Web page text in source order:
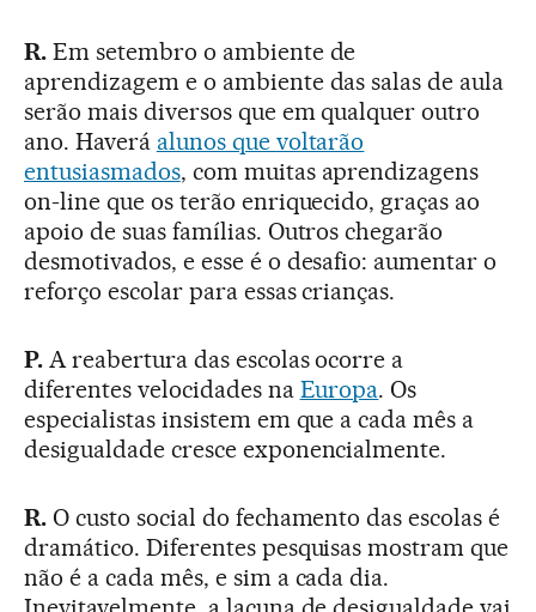
R.Em setembro o ambiente de
aprendizagem e o ambiente das salas de aula
serão mais diversos que em qualquer outro
ano. Haverá alunos que voltarão
entusiasmados, com muitas aprendizagens
on-line que os terão enriquecido, graças ao
apoio de suas famílias. Outros chegarão
desmotivados, e esse é o desafio: aumentar o
reforço escolar para essas crianças.
P.A reabertura das escolas ocorre a
diferentes velocidades na Europa. Os
especialistas insistem em que a cada mês a
desigualdade cresce exponencialmente.
R. O custo social do fechamento das escolas é
dramático. Diferentes pesquisas mostram que
não é a cada mês, e sim a cada dia.